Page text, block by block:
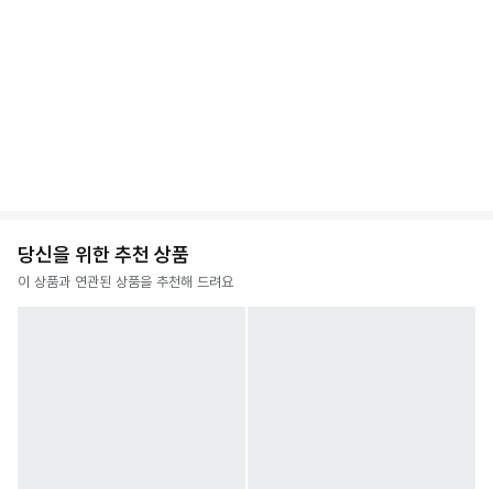
당신을 위한 추천 상품
이 상품과 연관된 상품을 추천해 드려요